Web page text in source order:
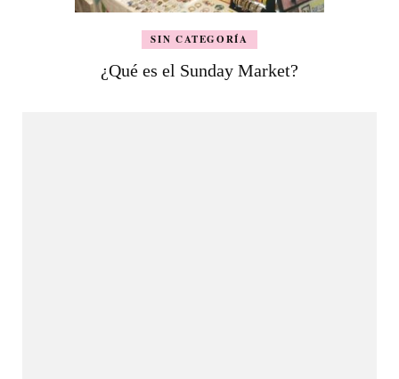
SIN CATEGORÍA
¿Qué es el Sunday Market?